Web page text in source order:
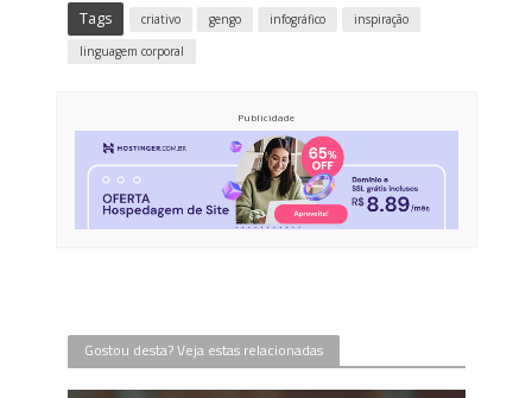
Tags criativo gengo infográfico
inspiração
linguagem corporal
Publicidade
Gostou desta? Veja estas relacionadas